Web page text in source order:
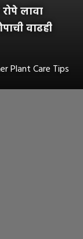
लावा
वाढही
Plant Care Tips